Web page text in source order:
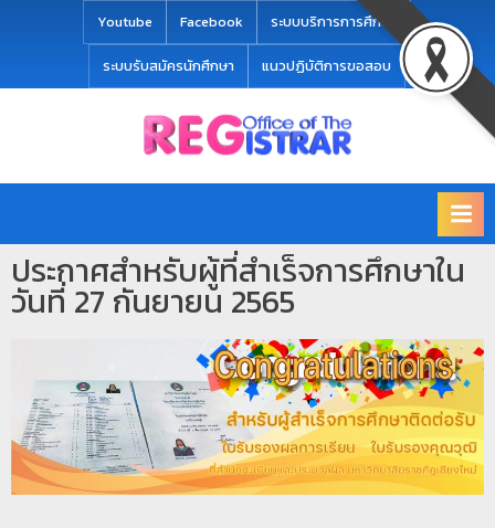
Youtube Facebook ระบบบริการการศึกษา
ระบบรับสมัครนักศึกษา แนวปฏิบัติการขอสอบ
นั
ท
ะ
บี
ย
น
แ
ล
ะ
the
mai
Rajabhat
ประกาศสำหรับผู้ที่สำเร็จการศึกษาใน
วันที่ 27 กันยายน 2565
modal-check